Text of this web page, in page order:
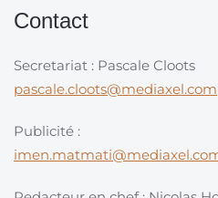
Contact
Secretariat : Pascale Cloots
pascale.cloots@mediaxel.com
Publicité :